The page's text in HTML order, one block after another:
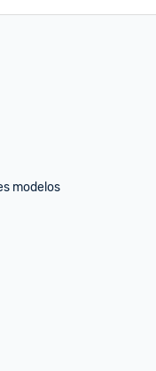
modelos